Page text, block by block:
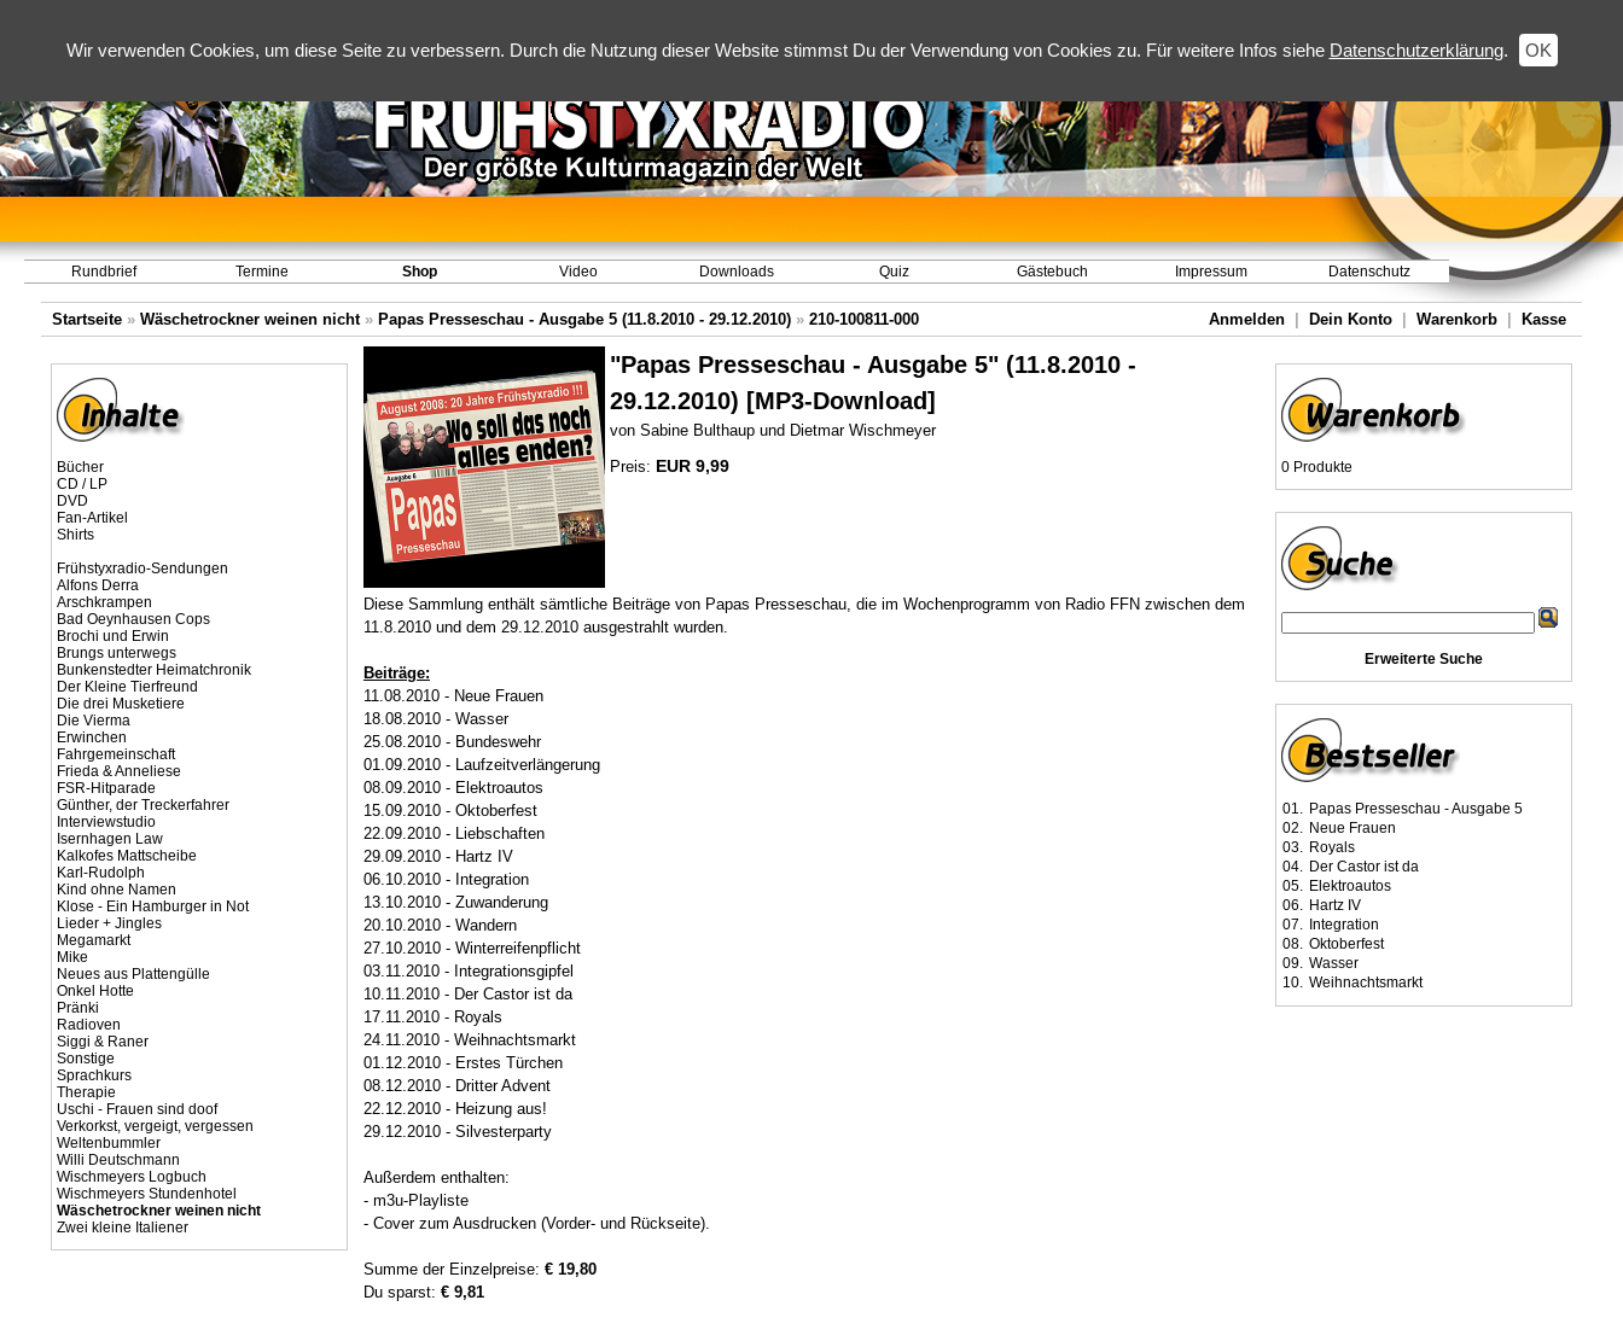
Wir verwenden Cookies, um diese Seite zu verbessern. Durch die Nutzung dieser Website stimmst Du der Verwendung von Cookies zu. Für weitere Infos siehe Datenschutzerklärung. OK
Rundbrief Termine Shop Video Downloads Quiz Gästebuch Impressum Datenschutz
Startseite » Wäschetrockner weinen nicht» Papas Presseschau - Ausgabe 5 (11.8.2010 - 29.12.2010) » 210-100811-000 Anmelden Dein Konto Warenkorb Kasse
Bücher
CD / LP
DVD
Fan-Artikel
Shirts
Frühstyxradio-Sendungen
Alfons Derra
Arschkrampen
Bad Oeynhausen Cops
Brochi und Erwin
Brungs unterwegs
Bunkenstedter Heimatchronik
Der Kleine Tierfreund
Die drei Musketiere
Die Vierma
Erwinchen
Fahrgemeinschaft
Frieda & Anneliese
FSR-Hitparade
Günther, der Treckerfahrer
Interviewstudio
Isernhagen Law
Kalkofes Mattscheibe
Karl-Rudolph
Kind ohne Namen
Klose - Ein Hamburger in Not
Lieder + Jingles
Megamarkt
Mike
Neues aus Plattengülle
Onkel Hotte
Pränki
Radioven
Siggi & Raner
Sonstige
Sprachkurs
Therapie
Uschi - Frauen sind doof
Verkorkst, vergeigt, vergessen
Weltenbummler
Willi Deutschmann
Wischmeyers Logbuch
Wischmeyers Stundenhotel
Wäschetrockner weinen nicht
Zwei kleine Italiener
"Papas Presseschau - Ausgabe 5" (11.8.2010 -
29.12.2010) [MP3-Download]
von Sabine Bulthaup und Dietmar Wischmeyer
Preis: EUR 9,99
Diese Sammlung enthält sämtliche Beiträge von Papas Presseschau, die im Wochenprogramm von Radio FFN zwischen dem
11.8.2010 und dem 29.12.2010 ausgestrahlt wurden.
Beiträge:
11.08.2010 - Neue Frauen
18.08.2010 - Wasser
25.08.2010 - Bundeswehr
01.09.2010 - Laufzeitverlängerung
08.09.2010 - Elektroautos
15.09.2010 - Oktoberfest
22.09.2010 - Liebschaften
29.09.2010 - Hartz IV
06.10.2010 - Integration
13.10.2010 - Zuwanderung
20.10.2010 - Wandern
27.10.2010 - Winterreifenpflicht
03.11.2010 - Integrationsgipfel
10.11.2010 - Der Castor ist da
17.11.2010 - Royals
24.11.2010 - Weihnachtsmarkt
01.12.2010 - Erstes Türchen
08.12.2010 - Dritter Advent
22.12.2010 - Heizung aus!
29.12.2010 - Silvesterparty
Außerdem enthalten:
- m3u-Playliste
- Cover zum Ausdrucken (Vorder- und Rückseite).
Summe der Einzelpreise: € 19,80
Du sparst: € 9,81
0 Produkte
Erweiterte Suche
01. Papas Presseschau - Ausgabe 5
02. Neue Frauen
03. Royals
04. Der Castor ist da
05. Elektroautos
06. Hartz IV
07. Integration
08. Oktoberfest
09. Wasser
10. Weihnachtsmarkt